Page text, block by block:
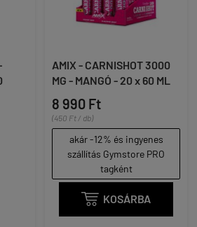
AMIX - CARNISHOT 3000
MG - MANGÓ - 20 x 60 ML
8 990 Ft
(450 Ft / db)
akár -12% és ingyenes
szállítás Gymstore PRO
tagként
 KOSÁRBA